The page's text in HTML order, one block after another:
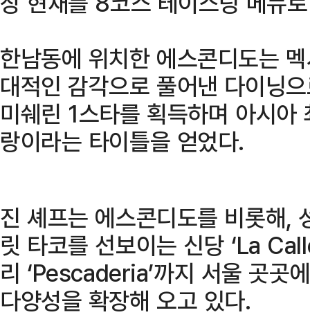
한남동에 위치한 에스콘디도는
대적인 감각으로 풀어낸 다이닝
미쉐린 1스타를 획득하며 아시
랑이라는 타이틀을 얻었다.
진 셰프는 에스콘디도를 비롯해,
릿 타코를 선보이는 신당 ‘La
리 ‘Pescaderia’까지 서울 곳곳
다양성을 확장해 오고 있다.